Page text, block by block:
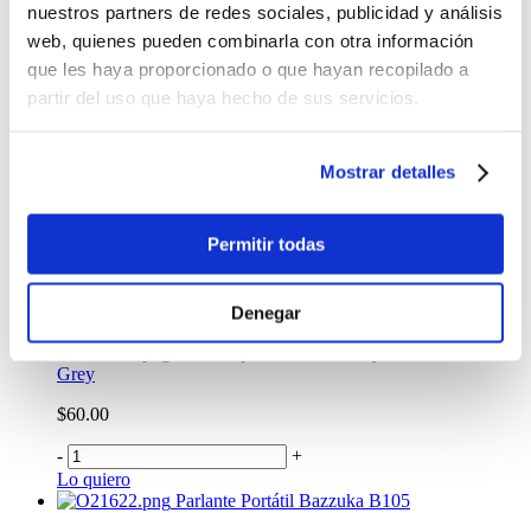
nuestros partners de redes sociales, publicidad y análisis
web, quienes pueden combinarla con otra información
que les haya proporcionado o que hayan recopilado a
partir del uso que haya hecho de sus servicios.
Mostrar detalles
Permitir todas
Denegar
$199.99
Lo quiero
Parlante portátil Skullcandy Terrain XL Black
+
Grey
$60.00
-
+
Lo quiero
Parlante Portátil Bazzuka B105